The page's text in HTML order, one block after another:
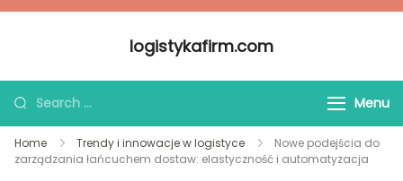
logistykafirm.com
Search
for:
Menu
Home Trendy i innowacje w logistyce
Nowe podejścia do
zarządzania łańcuchem dostaw: elastyczność i automatyzacja